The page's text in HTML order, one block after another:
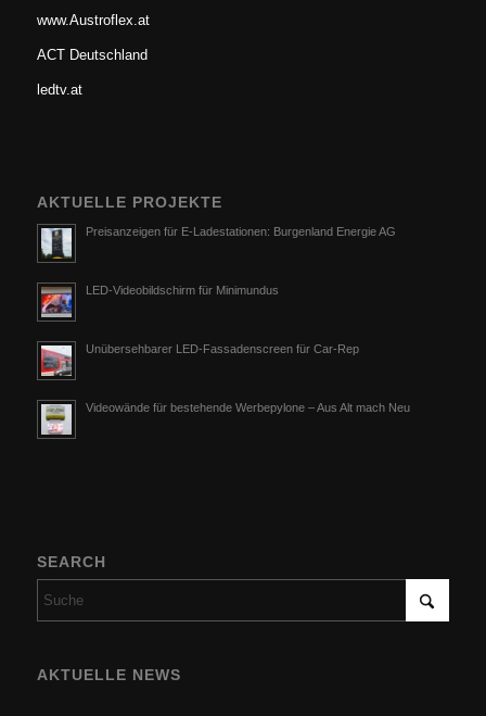
www.Austroflex.at
ACT Deutschland
ledtv.at
AKTUELLE PROJEKTE
Preisanzeigen für E-Ladestationen: Burgenland Energie AG
LED-Videobildschirm für Minimundus
Unübersehbarer LED-Fassadenscreen für Car-Rep
Videowände für bestehende Werbepylone – Aus Alt mach Neu
SEARCH
AKTUELLE NEWS